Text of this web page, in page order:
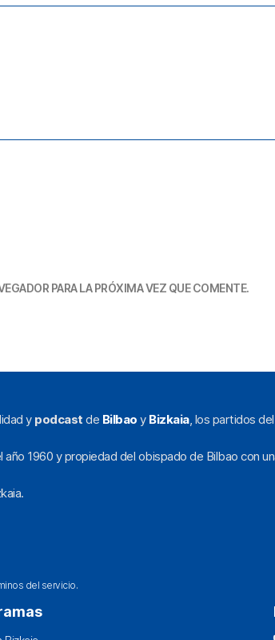
PARA LA PRÓXIMA VEZ QUE COMENTE.
y podcast de Bilbao y Bizkaia, los partidos del
1960 y propiedad del obispado de Bilbao con
del servicio.